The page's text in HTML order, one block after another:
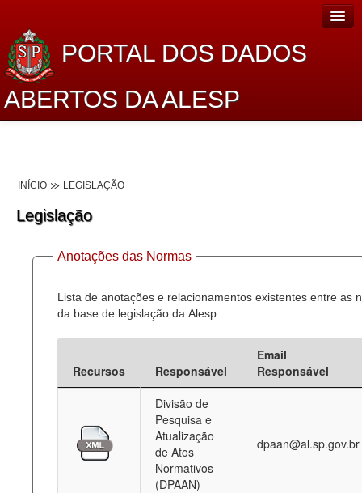
PORTAL DOS DADOS
ABERTOS DA ALESP
Dados Abertos Alesp
Lei de Acesso à Informação
Dados Governamentais Abertos
Planejamento
Deputados Estaduais
Legislação
INÍCIO LEGISLAÇÃO
Legislação
Anotações das Normas
Lista de anotações e relacionamentos existentes entre as
da base de legislação da Alesp.
Recursos Responsável
Email
Responsável
Divisão de
Pesquisa e
Atualização
de Atos
Normativos
(DPAAN)
dpaan@al.sp.gov.br